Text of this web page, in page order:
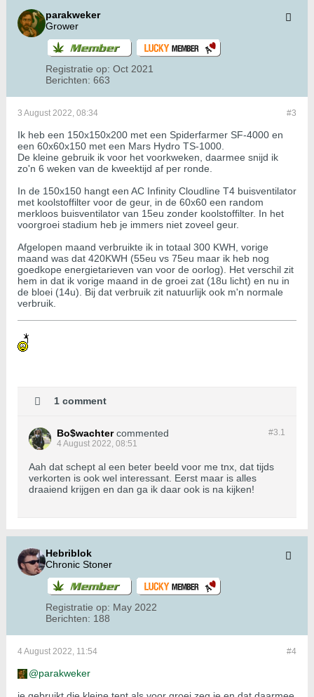
parakweker
Grower
Registratie op: Oct 2021
Berichten: 663
#3
3 August 2022, 08:34
Ik heb een 150x150x200 met een Spiderfarmer SF-4000 en
een 60x60x150 met een Mars Hydro TS-1000.
De kleine gebruik ik voor het voorkweken, daarmee snijd ik
zo'n 6 weken van de kweektijd af per ronde.
In de 150x150 hangt een AC Infinity Cloudline T4 buisventilator
met koolstoffilter voor de geur, in de 60x60 een random
merkloos buisventilator van 15eu zonder koolstoffilter. In het
voorgroei stadium heb je immers niet zoveel geur.
Afgelopen maand verbruikte ik in totaal 300 KWH, vorige
maand was dat 420KWH (55eu vs 75eu maar ik heb nog
goedkope energietarieven van voor de oorlog). Het verschil zit
hem in dat ik vorige maand in de groei zat (18u licht) en nu in
de bloei (14u). Bij dat verbruik zit natuurlijk ook m'n normale
verbruik.
1 comment
#3.1
Bo$wachter commented
4 August 2022, 08:51
Aah dat schept al een beter beeld voor me tnx, dat tijds
verkorten is ook wel interessant. Eerst maar is alles
draaiend krijgen en dan ga ik daar ook is na kijken!
Hebriblok
Chronic Stoner
Registratie op: May 2022
Berichten: 188
#4
4 August 2022, 11:54
parakweker